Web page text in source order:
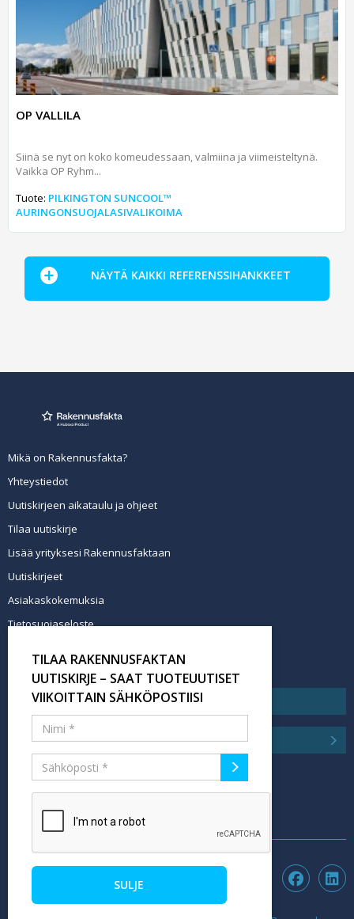
OP VALLILA
Siinä se nyt on koko komeudessaan, valmiina ja viimeisteltynä.
Vaikka OP Ryhm...
Tuote: PILKINGTON SUNCOOL™
AURINGONSUOJALASIVALIKOIMA
NÄYTÄ KAIKKI REFERENSSIHANKKEET
Mikä on Rakennusfakta?
Yhteystiedot
Uutiskirjeen aikataulu ja ohjeet
Tilaa uutiskirje
Lisää yrityksesi Rakennusfaktaan
Uutiskirjeet
Asiakaskokemuksia
Tietosuojaseloste
Tilaa uutiskirje
TILAA RAKENNUSFAKTAN
UUTISKIRJE – SAAT TUOTEUUTISET
VIIKOITTAIN SÄHKÖPOSTIISI
SULJE